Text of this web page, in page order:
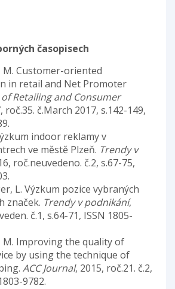
časopisech
M. Customer-oriented
in retail and Net Promoter
Retailing and Consumer
roč.35. č.March 2017, s.142-149,
indoor reklamy v
ve městě Plzeň. Trendy v
roč.neuvedeno. č.2, s.67-75,
L. Výzkum pozice vybraných
značek. Trendy v podnikání,
č.1, s.64-71, ISSN 1805-
M. Improving the quality of
by using the technique of
ACC Journal, 2015, roč.21. č.2,
9782.